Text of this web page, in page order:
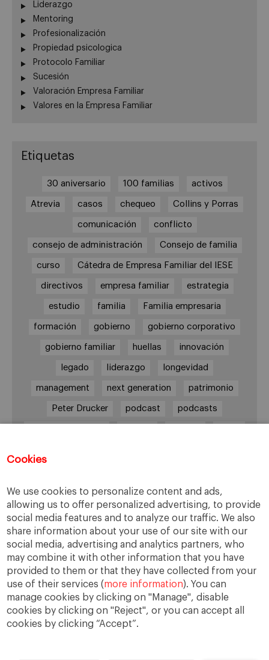
Cookies
We use cookies to personalize content and ads,
allowing us to offer personalized advertising, to provide
social media features and to analyze our traffic. We also
share information about your use of our site with our
social media, advertising and analytics partners, who
may combine it with other information that you have
provided to them or that they have collected from your
use of their services (more information). You can
manage cookies by clicking on "Manage", disable
cookies by clicking on "Reject", or you can accept all
cookies by clicking “Accept”.
Liderazgo
Mentoring
Profesionalización
Propiedad psicologica
Protocolo Familiar
Sucesión
Valoración Empresa Familiar
Valores en la Empresa Familiar
Etiquetas
30 aniversario 100 familias activos
Atrevia casos chequeo Collins y Porras
comunicación conflicto
consejo de administración Consejo de familia
curso Cátedra de Empresa Familiar del IESE
directivos empresa familiar estrategia
estudio familia Familia empresaria
formación gobierno gobierno corporativo
gobierno familiar huellas innovación
legado liderazgo longevidad
management next generation patrimonio
Peter Drucker podcast podcasts
órganos de gobierno
Enlaces
Cátedra de Empresa Familiar
IESE Insight
Videoteca de Empresa Familiar